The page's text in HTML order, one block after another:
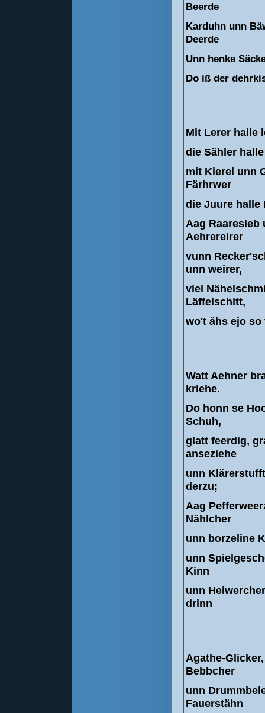
Beerde
Karduhn unn
Deerde
Unn henke
Do iß der
Mit Lerer halle
die Sähler
mit Kierel unn
Färhrwer
die Juure halle
Aag Raaresieb
Aehrereirer
vunn
unn weirer,
viel
Läffelschitt,
wo't ähs ejo so
Watt Aehner
kriehe.
Do honn se
Schuh,
glatt feerdig,
anseziehe
unn
derzu;
Aag
Nählcher
unn borzeline
unn
Kinn
unn
drinn
Agathe-
Bebbcher
unn
Fauerstähn